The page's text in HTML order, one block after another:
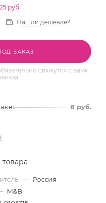
руб.
Нашли дешевле?
ЗАКАЗ
свяжутся с вами
8 руб.
— Россия
M&B